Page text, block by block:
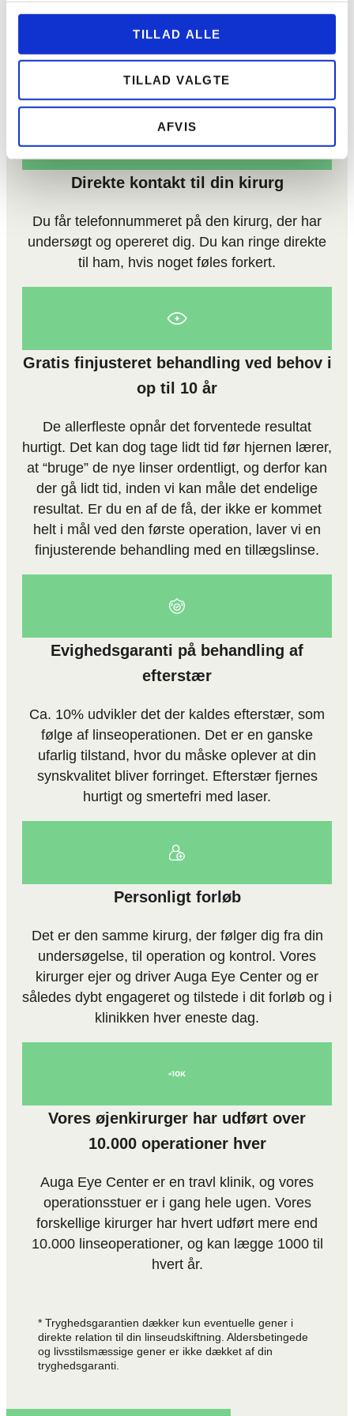
TILLAD ALLE
TILLAD VALGTE
AFVIS
operation. Denne medicin får du udleveret på
klinikken i forbindelse med din undersøgelse og
operation.
Direkte kontakt til din kirurg
Du får telefonnummeret på den kirurg, der har
undersøgt og opereret dig. Du kan ringe direkte
til ham, hvis noget føles forkert.
Gratis finjusteret behandling ved behov i
op til 10 år
De allerfleste opnår det forventede resultat
hurtigt. Det kan dog tage lidt tid før hjernen lærer,
at “bruge” de nye linser ordentligt, og derfor kan
der gå lidt tid, inden vi kan måle det endelige
resultat. Er du en af de få, der ikke er kommet
helt i mål ved den første operation, laver vi en
finjusterende behandling med en tillægslinse.
Evighedsgaranti på behandling af
efterstær
Ca. 10% udvikler det der kaldes efterstær, som
følge af linseoperationen. Det er en ganske
ufarlig tilstand, hvor du måske oplever at din
synskvalitet bliver forringet. Efterstær fjernes
hurtigt og smertefri med laser.
Personligt forløb
Det er den samme kirurg, der følger dig fra din
undersøgelse, til operation og kontrol. Vores
kirurger ejer og driver Auga Eye Center og er
således dybt engageret og tilstede i dit forløb og i
klinikken hver eneste dag.
Vores øjenkirurger har udført over
10.000 operationer hver
Auga Eye Center er en travl klinik, og vores
operationsstuer er i gang hele ugen. Vores
forskellige kirurger har hvert udført mere end
10.000 linseoperationer, og kan lægge 1000 til
hvert år.
* Tryghedsgarantien dækker kun eventuelle gener i
direkte relation til din linseudskiftning. Aldersbetingede
og livsstilsmæssige gener er ikke dækket af din
tryghedsgaranti.